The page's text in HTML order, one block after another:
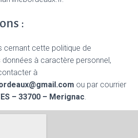
:
cernant cette politique de
à caractère personnel,
à
ou par courrier
– 33700 – Merignac.